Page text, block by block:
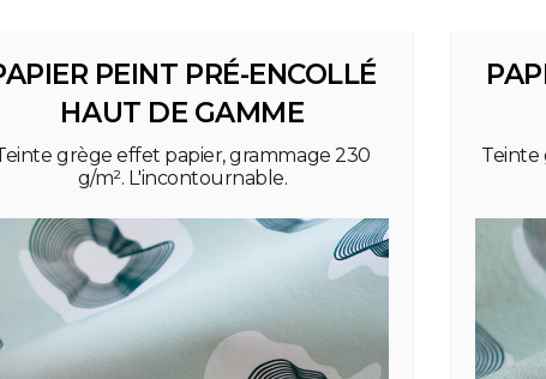
PEINT PRÉ-ENCOLLÉ
HAUT DE GAMME
grège effet papier, grammage 230
g/m². L'incontournable.
Teinte